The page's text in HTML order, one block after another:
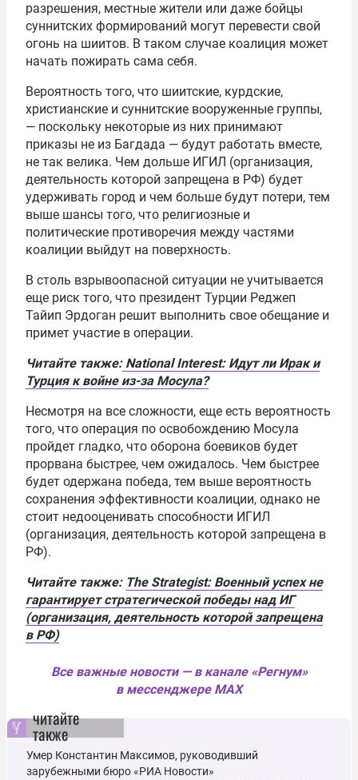
разрешения, местные жители или даже бойцы
суннитских формирований могут перевести свой
огонь на шиитов. В таком случае коалиция может
начать пожирать сама себя.
Вероятность того, что шиитские, курдские,
христианские и суннитские вооруженные группы,
— поскольку некоторые из них принимают
приказы не из Багдада — будут работать вместе,
не так велика. Чем дольше ИГИЛ (организация,
деятельность которой запрещена в РФ) будет
удерживать город и чем больше будут потери, тем
выше шансы того, что религиозные и
политические противоречия между частями
коалиции выйдут на поверхность.
В столь взрывоопасной ситуации не учитывается
еще риск того, что президент Турции Реджеп
Тайип Эрдоган решит выполнить свое обещание и
примет участие в операции.
Читайте также:National Interest: Идут ли Ирак и
Турция к войне из-за Мосула?
Несмотря на все сложности, еще есть вероятность
того, что операция по освобождению Мосула
пройдет гладко, что оборона боевиков будет
прорвана быстрее, чем ожидалось. Чем быстрее
будет одержана победа, тем выше вероятность
сохранения эффективности коалиции, однако не
стоит недооценивать способности ИГИЛ
(организация, деятельность которой запрещена в
РФ).
Читайте также: The Strategist: Военный успех не
гарантирует стратегической победы над ИГ
(организация, деятельность которой запрещена
в РФ)
Все важные новости — в канале «Регнум»
в мессенджере MAX
читайте
также
Умер Константин Максимов, руководивший
зарубежными бюро «РИА Новости»